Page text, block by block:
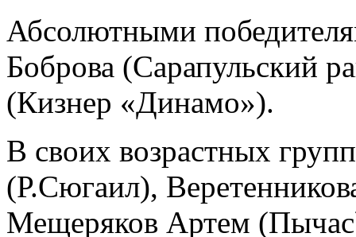
Абсолютными
Боброва (Сарапульский
(Кизнер «Динамо»).
В своих возрастных
(Р.Сюгаил),
Мещеряков Артем